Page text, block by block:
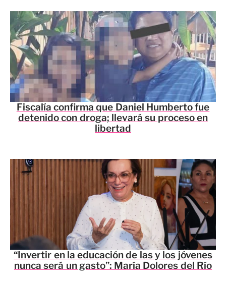
Fiscalía confirma que Daniel Humberto fue
detenido con droga; llevará su proceso en
libertad
“Invertir en la educación de las y los jóvenes
nunca será un gasto”: María Dolores del Río